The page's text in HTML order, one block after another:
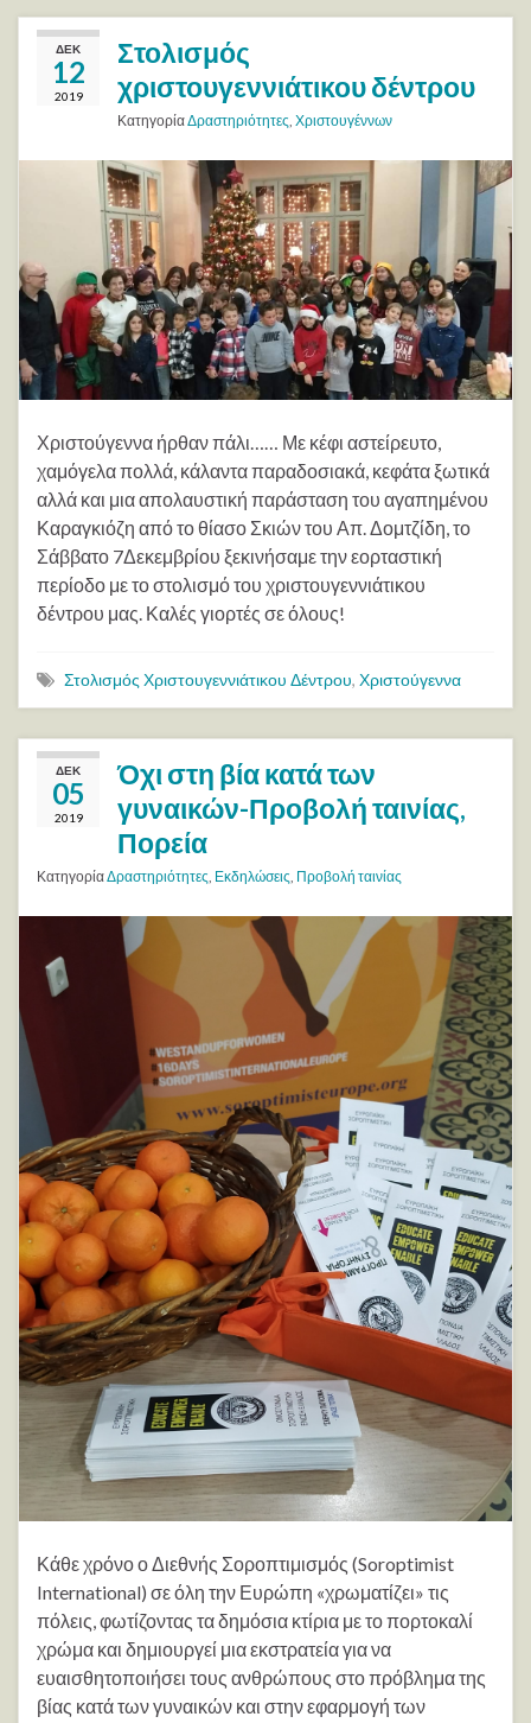
ΔΕΚ
12
2019
Στολισμός
χριστουγεννιάτικου δέντρου
ΚατηγορίαΔραστηριότητες Χριστουγέννων
Χριστούγεννα ήρθαν πάλι…… Με κέφι αστείρευτο,
χαμόγελα πολλά, κάλαντα παραδοσιακά, κεφάτα ξωτικά
αλλά και μια απολαυστική παράσταση του αγαπημένου
Καραγκιόζη από το θίασο Σκιών του Απ. Δομτζίδη, το
Σάββατο 7Δεκεμβρίου ξεκινήσαμε την εορταστική
περίοδο με το στολισμό του χριστουγεννιάτικου
δέντρου μας. Καλές γιορτές σε όλους!
Στολισμός Χριστουγεννιάτικου Δέντρου, Χριστούγεννα
ΔΕΚ
05
2019
Όχι στη βία κατά των
γυναικών-Προβολή ταινίας,
Πορεία
ΚατηγορίαΔραστηριότητες Εκδηλώσεις Προβολή ταινίας
Κάθε χρόνο ο Διεθνής Σοροπτιμισμός (Soroptimist
International) σε όλη την Ευρώπη «χρωματίζει» τις
πόλεις, φωτίζοντας τα δημόσια κτίρια με το πορτοκαλί
χρώμα και δημιουργεί μια εκστρατεία για να
ευαισθητοποιήσει τους ανθρώπους στο πρόβλημα της
βίας κατά των γυναικών και στην εφαρμογή των